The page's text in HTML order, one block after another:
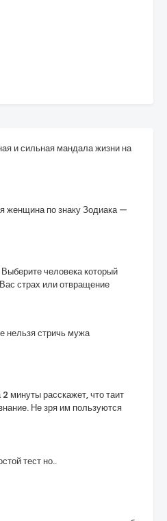
и сильная мандала жизни на
женщина по знаку Зодиака —
человека который
страх или отвращение
нельзя стричь мужа
2 минуты расскажет, что таит
Не зря им пользуются
тест но..